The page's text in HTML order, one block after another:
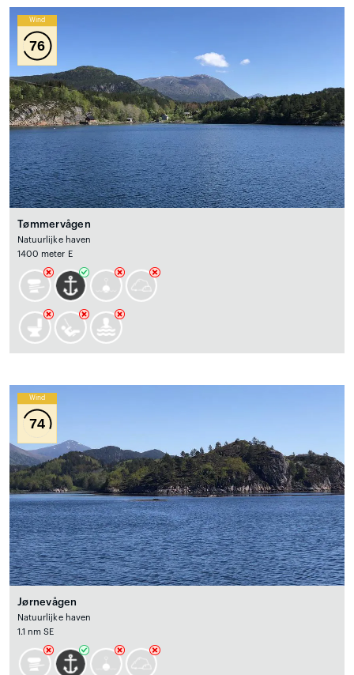
Wind
76
Tømmervågen
Natuurlijke haven
1400 meter E
Wind
74
Jørnevågen
Natuurlijke haven
1.1 nm SE